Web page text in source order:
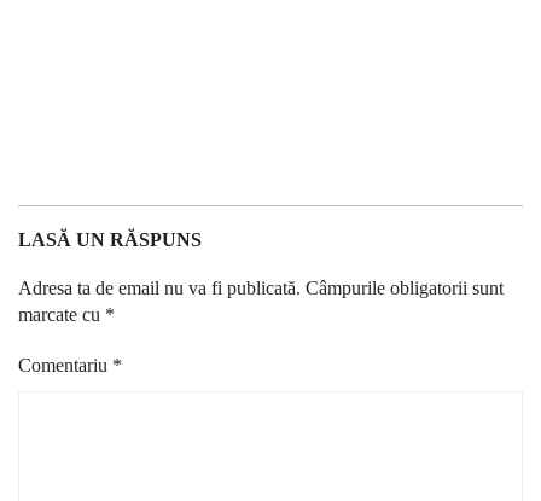
LASĂ UN RĂSPUNS
Adresa ta de email nu va fi publicată. Câmpurile obligatorii sunt
marcate cu *
Comentariu *